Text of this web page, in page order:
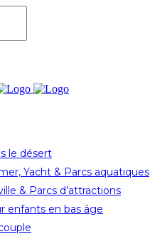
le désert
Yacht & Parcs aquatiques
& Parcs d’attractions
enfants en bas âge